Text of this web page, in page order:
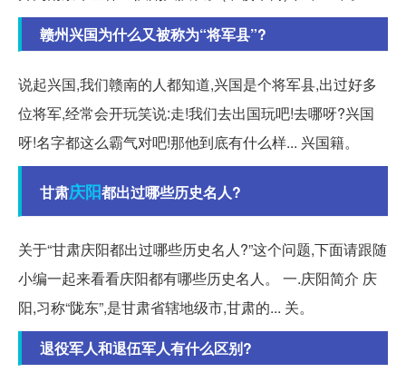
赣州兴国为什么又被称为“将军县”?
说起兴国,我们赣南的人都知道,兴国是个将军县,出过好多
位将军,经常会开玩笑说:走!我们去出国玩吧!去哪呀?兴国
呀!名字都这么霸气对吧!那他到底有什么样... 兴国籍。
甘肃庆阳都出过哪些历史名人?
关于“甘肃庆阳都出过哪些历史名人?”这个问题,下面请跟随
小编一起来看看庆阳都有哪些历史名人。 一.庆阳简介 庆
阳,习称“陇东”,是甘肃省辖地级市,甘肃的... 关。
退役军人和退伍军人有什么区别?